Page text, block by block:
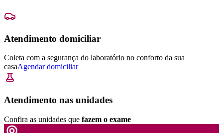
Atendimento domiciliar
Coleta com a segurança do laboratório no conforto da sua
casaAgendar domiciliar
Atendimento nas unidades
Confira as unidades que fazem o exame